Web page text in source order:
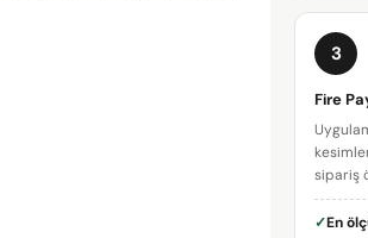
3
Fire
sipariş
✓En